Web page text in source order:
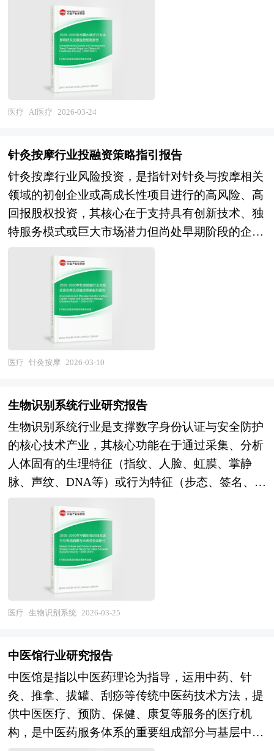
争与获客成本攀升的压力；下游获客渠道则从传统
搜索引擎向社交媒体、私域运营迁移，内容营销与
医生IP建设成为机构核心竞争要素。值得关注的
是，行业监管体系日趋完善，《医疗美容服务管理
办法》修订、医疗器械分类目录调整及广告合规指
引的出台，为行业长期健康发展奠定了制度基础。
局、国家商务部、国家发改委、国家经济信息中
心、国务院发展研究中心、国家海关总署、全国商
业信息中心、中国经济景气监测中心、中国行业研
究网、全国及海外相关报刊杂志的基础信息以及医
疗美容行业研究单位等公布和提供的大量资料。报
行业发展变化等进行了分析，重点分析了国内外医
疗美容行业的发展现状、如何面对行业的发展挑
战、行业的发展建议、行业竞争力，以及行业的投
资分析和趋势预测等等。报告还综合了医疗美容行
业的整体发展动态，对行业在产品方面提供了参考
建议和具体解决办法。报告对于医疗美容产品生产
投资者具有重要的参考价值，对于研究我国医疗美
容行业发展规律、提高企业的运营效率、促进企业
的发展壮大有学术和实践的双重意义。
响显著增强，产业间的竞争层次和深度也发生了变
化。因此，科学预测产业发展趋势和空间变化态
势，对产业发展和规划具有重要的意义。中研普华
拥有28年的产业规划、细分市场研究及大量项目运
作经验，业务覆盖全球。累积300多个产业园区规
划落地项目案例，拥有丰富的产业园区、特色小
镇、田园综合体、文旅地产、智慧物流、乡村振兴
服务经验，形成了独特的产业研究及战略投资一体
化服务体系，涉及8000多个细分行业，积累了数十
万份行业研究报告数据库、服务了20多万家企事业
单位，现已成为中国最具影响力的产业研究咨询综
合服务机构。集团下属研究院的产业研究报告在大
局、国家商务部、国家市场监督管理总局、国家发
改委、国家经济信息中心、国务院发展研究中心、
国家海关总署、中国经济景气监测中心、中国行业
研究网、国内外相关报刊杂志的基础信息以及疫苗
专业研究单位等公布和提供的大量资料。对我国疫
苗的行业现状、市场各类经营指标的情况、重点企
入的分析，并根据疫苗行业的政策经济发展环境对
疫苗行业潜在的风险和防范建议进行分析。
《2026年版疫苗产业规划专项研究报告》由中研产
业规划院领衔制作，精英专家团队在上千个重大项
目积累了宝贵经验，为项目成功落地保驾护航。中
解决方案，提供从前期拿地策划、定位策划、概念
规划、空间规划、总体规划、城市设计、建筑设
计、景观设计、IP设计、商业模式设计、招商、投
资、运营等一系列咨询服务。 中研普华通过对疫
苗行业长期跟踪监测，分析疫苗行业需求、供给、
经营特性、获取能力、产业链和价值链等多方面的
和信息资源，为客户提供深度的疫苗行业研究报
告，以专业的研究方法帮助客户深入的了解疫苗行
业，发现投资价值和投资机会，规避经营风险，提
高管理和运营能力。疫苗行业报告是从事疫苗行业
投资之前，对疫苗行业相关各种因素进行具体调
改善患者体验的交叉学科应用体系。其核心在于通
过对海量医学文本、影像、基因、生理信号及电子
病历等多模态数据的智能分析，实现对疾病的早期
筛查、精准诊断、个体化治疗方案推荐、疗效评估
及慢病随访管理。 AI医疗产品通常以软件形式存
在，可嵌入医院信息系统、医学影像设备或移动健
辅助医生判断、减少人为误差、缓解医疗资源不均
等功能。技术实现依赖高质量标注数据、符合临床
逻辑的算法设计、严格的验证流程以及与现有医疗
工作流的无缝融合。当前主要应用场景包括医学影
像识别、病理分析、临床决策支持、药物研发加
速、健康管理与风险预警等，正逐步从单点辅助向
全流程协同演进。 随着大模型技术的发展，AI在
医患沟通、病历自动生成、科研文献挖掘等方面的
能力显著增强，但其应用仍需遵循“医生主导”原
则，确保安全性、可解释性与伦理合规性。AI医疗
并非替代医务人员，而是通过增强人类智能，推动
医疗服务向更高效、更精准、更普惠的方向发展，
是数字健康时代医疗体系智能化转型的关键驱动
的国内外发展概况、行业的发展环境、市场分析
（市场规模、市场结构、市场特点等）、竞争分析
（行业集中度、竞争格局、竞争组群、竞争因素
等）、产品价格分析、用户分析、替代品和互补品
分析、行业主导驱动因素、行业渠道分析、行业赢
力、AI医疗行业重点企业分析、子行业分析、区域
市场分析、行业风险分析、行业发展前景预测及相
关的经营、投资建议等。报告研究框架全面、严
谨，分析内容客观、公正、系统，真实准确地反映
了我国AI医疗行业的市场发展现状和未来发展趋
势。 本研究咨询报告由中研普华咨询公司领衔撰
息中心、国务院发展研究中心、全国商业信息中
心、中国经济景气监测中心、中国行业研究网、全
国及海外多种相关报刊杂志的基础信息以及专业研
究单位等公布和提供的大量资料。对我国AI医疗行
业作了详尽深入的分析，是企业进行市场研究工作
医疗 AI医疗 2026-03-24
针灸按摩行业投融资策略指引报告
针灸按摩行业风险投资，是指针对针灸与按摩相关
领域的初创企业或高成长性项目进行的高风险、高
回报股权投资，其核心在于支持具有创新技术、独
特服务模式或巨大市场潜力但尚处早期阶段的企业
合、战略指导和管理赋能，推动传统中医理疗与现
代科技深度融合，实现从经验化向标准化、智能化
的转型升级。 当前，在“健康中国”战略持续推进和
全民健康意识显著提升的背景下，慢性病管理、亚
健康调理及心理健康问题日益受到关注，针灸按摩
作为非药物、非侵入式的自然疗法，正加速融入现
重要分支。 风险投资是在创业企业发展初期投入
制将所投入的资本由股权形态转化为资金形态，以
收回投资，取得高额风险收益。全球风险资本市场
已进入新一轮快速发展的周期。除了成熟投资热点
地区外，包括中国和印度、英国等新兴热点地区的
风险投资市场发展快速升温。 本报告由中研普华
咨询公司领衔撰写，在大量周密的市场调研基础
上，主要依据了国家统计局、国家商务部、国家财
政部、中国证券监督管理委员会、中国风险投资协
会、中国风险投资研究院、深圳创业投资同业公
会、北京创业投资协会、上海创业投资行业协会、
针灸按摩行业相关协会、中国行业研究网、国内外
布和提供的大量资料。对针灸按摩行业风险投资现
状、国际化进程与外资进入、融资渠道、如何运作
风险投资、退出机制及发展趋势等进行了系统的分
析，并重点分析了针灸按摩行业风险投资的主要现
存问题、相应对策以及新形势下面临的机遇与挑战
医疗 针灸按摩 2026-03-10
生物识别系统行业研究报告
生物识别系统行业是支撑数字身份认证与安全防护
的核心技术产业，其核心功能在于通过采集、分析
人体固有的生理特征（指纹、人脸、虹膜、掌静
脉、声纹、DNA等）或行为特征（步态、签名、键
证，为金融支付、公共安全、边境管控、智能终
端、企业安防等领域提供高安全性、高便捷性的身
份认证解决方案。从产业范畴来看，生物识别系统
行业涵盖上游传感器与芯片（指纹传感器、摄像头
模组、红外传感器、专用AI芯片、安全芯片），中
游算法与软件（特征提取、模板匹配、活体检测、
集成与应用服务（金融身份认证、手机解锁、门禁
完整产业链条。按照生物特征可分为指纹识别、人
脸识别、虹膜识别、声纹识别、掌静脉识别、步态
识别等，按照应用场景则形成消费电子、金融安
防、公共政务、企业级应用等多元矩阵。随着数字
医疗 生物识别系统 2026-03-25
中医馆行业研究报告
中医馆是指以中医药理论为指导，运用中药、针
灸、推拿、拔罐、刮痧等传统中医药技术方法，提
供中医医疗、预防、保健、康复等服务的医疗机
构，是中医药服务体系的重要组成部分与基层中医